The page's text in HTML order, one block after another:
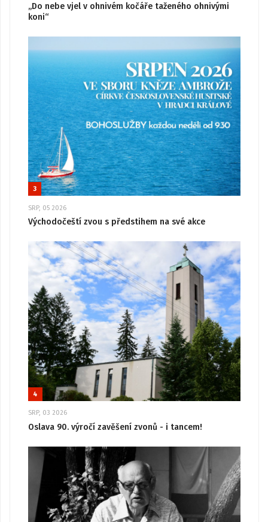
„Do nebe vjel v ohnivém kočáře taženého ohnivými
koni“
3
SRP, 05 2026
Východočeští zvou s předstihem na své akce
4
SRP, 03 2026
Oslava 90. výročí zavěšení zvonů - i tancem!